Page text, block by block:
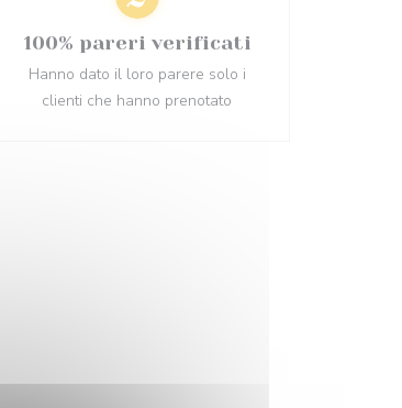
100% pareri verificati
Hanno dato il loro parere solo i
clienti che hanno prenotato